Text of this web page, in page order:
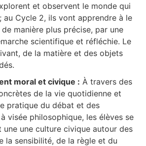
et observent le monde qui
au Cycle 2, ils vont apprendre à le
manière plus précise, par une
scientifique et réfléchie. Le
de la matière et des objets
moral et civique : À travers des
de la vie quotidienne et
pratique du débat et des
visée philosophique, les élèves se
une une culture civique autour des
la sensibilité, de la règle et du